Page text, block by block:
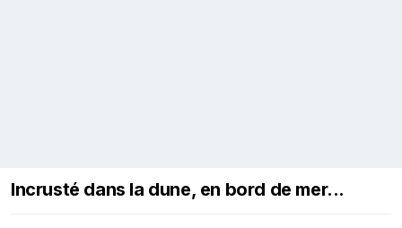
Incrusté dans la dune, en bord de mer...